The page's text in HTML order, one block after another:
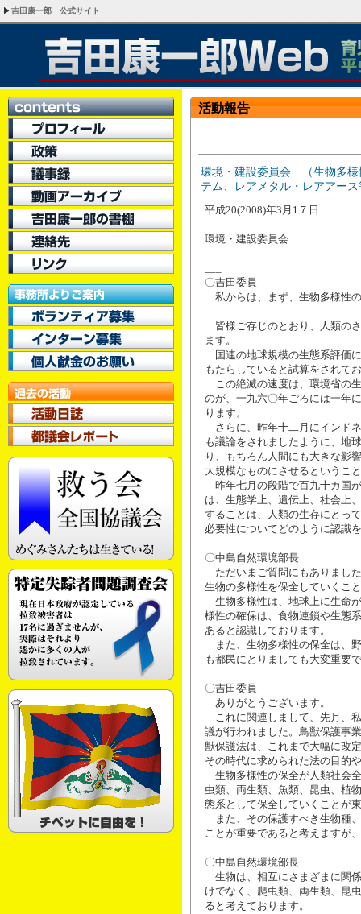
吉田康一郎 公式サイト
活動報告
環境・建設委員会 （生物多様
テム、レアメタル・レアアー
平成20(2008)年3月1７日
環境・建設委員会
〇吉田委員
私からは、まず、生物多様性
皆様ご存じのとおり、人類の
ます。
国連の地球規模の生態系評価
もたらしていると試算をされて
この絶滅の速度は、環境省の
のが、一九六〇年ごろには一年
ります。
さらに、昨年十二月にインド
も議論をされましたように、地
り、もちろん人間にも大きな影
大規模なものにさせるというこ
昨年七月の段階で百九十カ国
は、生態学上、遺伝上、社会上
することは、人類の生存にとっ
必要性についてどのように認識
〇中島自然環境部長
ただいまご質問にもありまし
生物の多様性を保全していくこ
生物多様性は、地球上に生命
様性の確保は、食物連鎖や生態
あると認識しております。
また、生物多様性の保全は、
も都民にとりましても大変重要
〇吉田委員
ありがとうございます。
これに関連しまして、先月、
議が行われました。鳥獣保護事
獣保護法は、これまで大幅に改
その時代に求められた法の目的
生物多様性の保全が人類社会
虫類、両生類、魚類、昆虫、植
態系として保全していくことが
また、その保護すべき生物種
ことが重要であると考えますが
〇中島自然環境部長
生物は、相互にさまざまに関
けでなく、爬虫類、両生類、昆
ると考えております。